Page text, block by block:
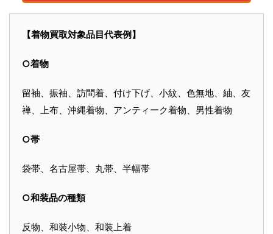
【着物買取対象品目代表例】
○着物
留袖、振袖、訪問着、付け下げ、小紋、色無地、紬、友
禅、上布、沖縄着物、アンティーク着物、男性着物
○帯
袋帯、名古屋帯、丸帯、半幅帯
○和装品の種類
反物、和装小物、和装上着